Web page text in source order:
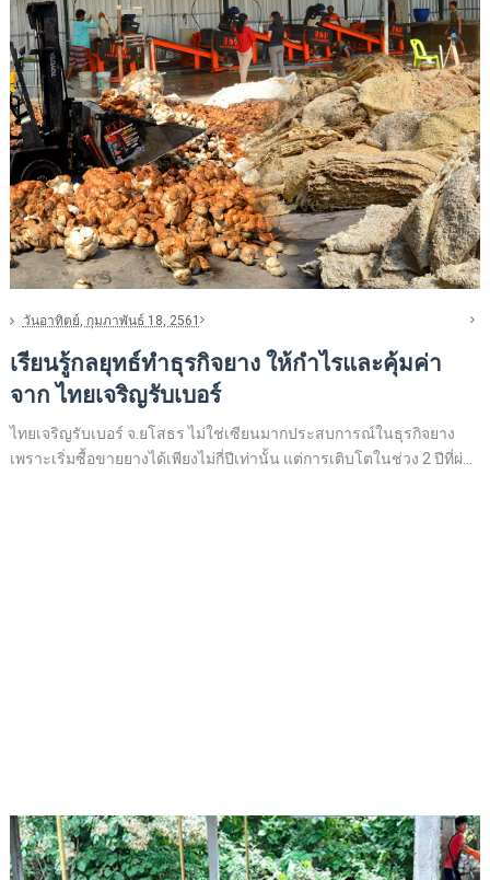
วันอาทิตย์, กุมภาพันธ์ 18, 2561
เรียนรู้กลยุทธ์ทำธุรกิจยาง ให้กำไรและคุ้มค่า
จาก ไทยเจริญรับเบอร์
ไทยเจริญรับเบอร์ จ.ยโสธร ไม่ใช่เซียนมากประสบการณ์ในธุรกิจยาง
เพราะเริ่มซื้อขายยางได้เพียงไม่กี่ปีเท่านั้น แต่การเติบโตในช่วง 2 ปีที่ผ่...